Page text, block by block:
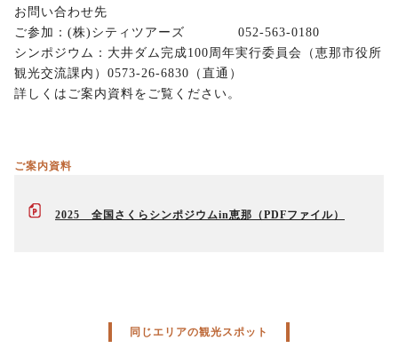
お問い合わせ先
ご参加：(株)シティツアーズ 052-563-0180
シンポジウム：大井ダム完成100周年実行委員会（恵那市役所
観光交流課内）0573-26-6830（直通）
詳しくはご案内資料をご覧ください。
ご案内資料
2025 全国さくらシンポジウムin恵那
同じエリアの観光スポット